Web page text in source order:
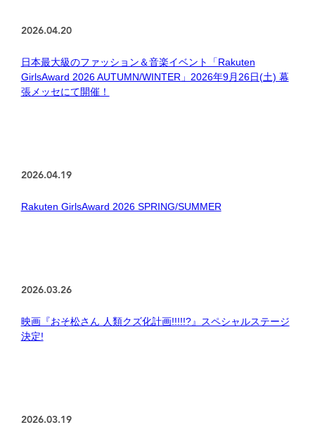
2026.04.20
日本最大級のファッション＆音楽イベント「Rakuten
GirlsAward 2026 AUTUMN/WINTER」2026年9月26日(土) 幕
張メッセにて開催！
2026.04.19
Rakuten GirlsAward 2026 SPRING/SUMMER
2026.03.26
映画『おそ松さん 人類クズ化計画!!!!!?』スペシャルステージ
決定!
2026.03.19